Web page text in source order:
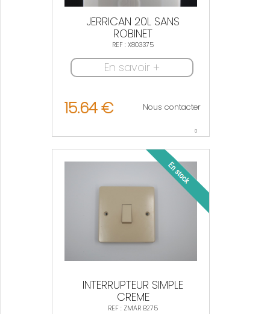
JERRICAN 20L SANS
ROBINET
REF : X803375
En savoir +
15.64 € Nous contacter
0
INTERRUPTEUR SIMPLE
CREME
REF : ZMAR B275